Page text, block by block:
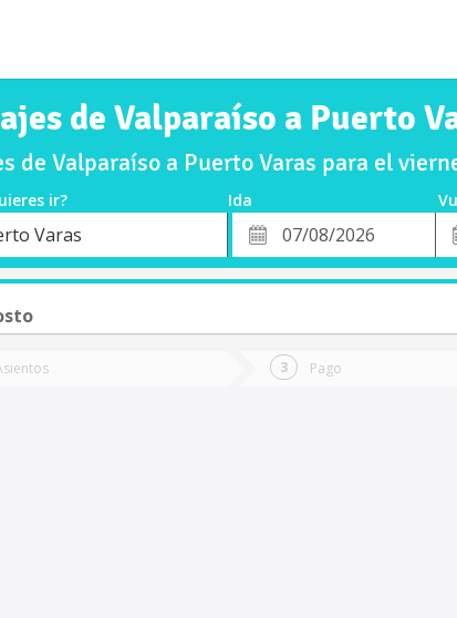
de Valparaíso a Puerto
de Valparaíso a Puerto Varas para el
ir? Ida
Varas
Fecha
de
de
Pago